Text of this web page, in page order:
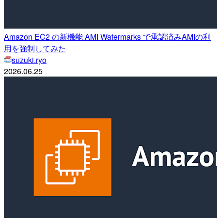
Amazon EC2 の新機能 AMI Watermarks で承認済みAMIの利
用を強制してみた
suzuki.ryo
2026.06.25